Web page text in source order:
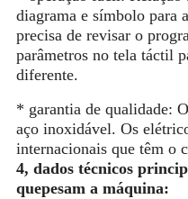
diagrama e símbolo para
precisa de revisar o
parâmetros no tela táctil
diferente.
* garantia de qualidade:
aço inoxidável. Os
internacionais que têm o
4, dados técnicos
quepesam a máquina: